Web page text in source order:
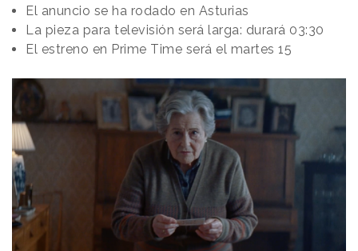
El anuncio se ha rodado en Asturias
La pieza para televisión será larga: durará 03:30
El estreno en Prime Time será el martes 15